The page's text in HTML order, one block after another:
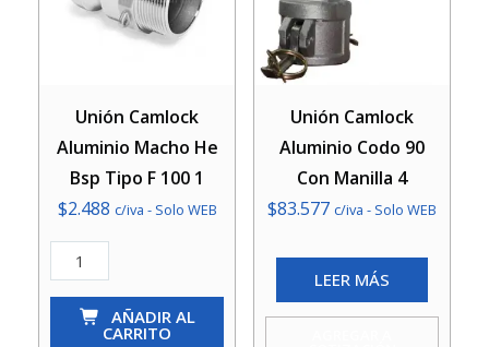
Unión Camlock
Aluminio Macho He
Bsp Tipo F 100 1
$2.488 c/iva - Solo WEB
Unión
Camlock
Aluminio AÑADIR AL
CARRITO
Unión Camlock
Aluminio Codo 90
Con Manilla 4
$83.577 c/iva - Solo WEB
LEER MÁS